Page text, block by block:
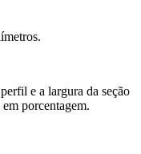
e a largura da seção
porcentagem.